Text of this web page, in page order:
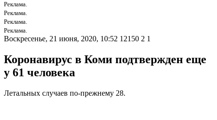
Реклама.
Реклама.
Реклама.
Реклама.
Воскресенье, 21 июня, 2020, 10:52 12150 2 1
Коронавирус в Коми подтвержден еще
у 61 человека
Летальных случаев по-прежнему 28.